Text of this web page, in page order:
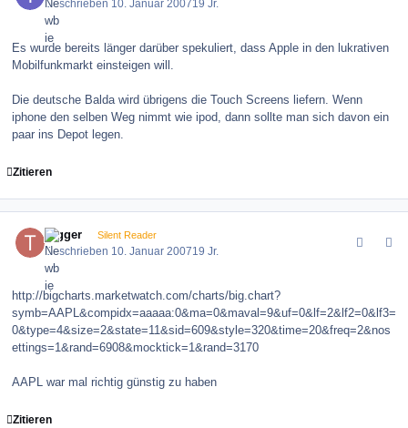
Geschrieben 10. Januar 200719 Jr.
Es wurde bereits länger darüber spekuliert, dass Apple in den lukrativen
Mobilfunkmarkt einsteigen will.
Die deutsche Balda wird übrigens die Touch Screens liefern. Wenn
iphone den selben Weg nimmt wie ipod, dann sollte man sich davon ein
paar ins Depot legen.
Zitieren
trigger Silent Reader
Geschrieben 10. Januar 200719 Jr.
http://bigcharts.marketwatch.com/charts/big.chart?
symb=AAPL&compidx=aaaaa:0&ma=0&maval=9&uf=0&lf=2&lf2=0&lf3=
0&type=4&size=2&state=11&sid=609&style=320&time=20&freq=2&nos
ettings=1&rand=6908&mocktick=1&rand=3170
AAPL war mal richtig günstig zu haben
Zitieren